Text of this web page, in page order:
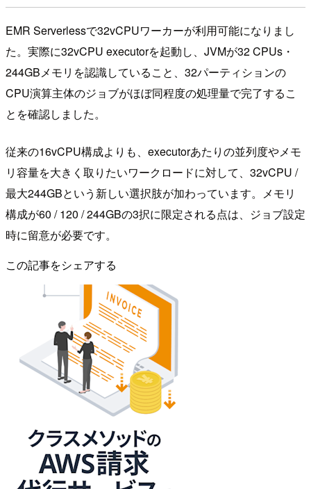
EMR Serverlessで32vCPUワーカーが利用可能になりまし
た。実際に32vCPU executorを起動し、JVMが32 CPUs・
244GBメモリを認識していること、32パーティションの
CPU演算主体のジョブがほぼ同程度の処理量で完了するこ
とを確認しました。
従来の16vCPU構成よりも、executorあたりの並列度やメモ
リ容量を大きく取りたいワークロードに対して、32vCPU /
最大244GBという新しい選択肢が加わっています。メモリ
構成が60 / 120 / 244GBの3択に限定される点は、ジョブ設定
時に留意が必要です。
この記事をシェアする